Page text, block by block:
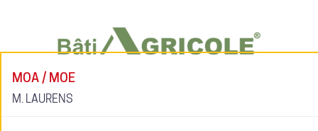
MOA / MOE
M. LAURENS